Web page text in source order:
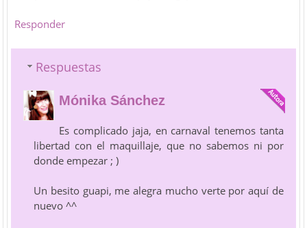
Responder
Respuestas
Mónika Sánchez
Es complicado jaja, en carnaval tenemos tanta
libertad con el maquillaje, que no sabemos ni por
donde empezar ; )
Un besito guapi, me alegra mucho verte por aquí de
nuevo ^^